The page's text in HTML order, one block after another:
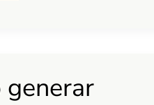
generar